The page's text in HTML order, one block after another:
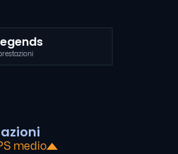
medio